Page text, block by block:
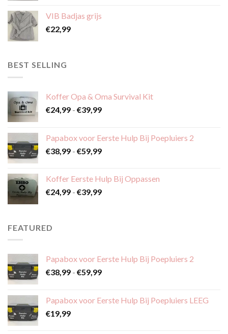
VIB Badjas grijs
€22,99
BEST SELLING
Koffer Opa & Oma Survival Kit
€24,99 - €39,99Prijsklasse:
€39,99
Papabox voor Eerste Hulp Bij Poepluiers 2
€38,99 - €59,99Prijsklasse:
€59,99
Koffer Eerste Hulp Bij Oppassen
€24,99 - €39,99Prijsklasse:
FEATURED
Papabox voor Eerste Hulp Bij Poepluiers 2
€38,99 - €59,99Prijsklasse:
€59,99
Papabox voor Eerste Hulp Bij Poepluiers LEEG
€19,99